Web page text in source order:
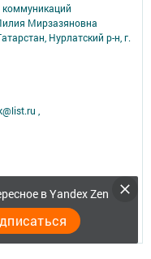
в Yandex Zen
Мирзазяновна
Нурлатский р-н, г.
,
персонализации сервисов и
браузера.